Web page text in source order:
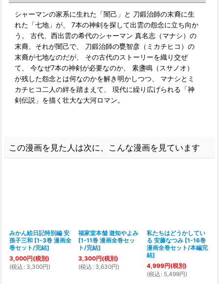
シャーマンの家系に生れた「闇己」と 刀鍛治師の末裔に生
れた「七地」が、 7本の神剣を探して出雲の怨念に立ち向か
う。 古代、西出雲の希代のシャーマン 真名志（マナシ）の
末裔、それが闇己で、 刀鍛治師の甕智彦（ミカチヒコ）の
末裔が七地なのだが、 その古代のストーリーを織り交ぜ
て、 今なぜ7本の神剣が必要なのか、 素盞鳴（スサノオ）
が残した怨念とは何なのかを解き明かしつつ、 マナシとミ
カチヒコ二人の絆を踏まえて、 現代に繰り広げられる「神
剣伝説」を描く壮大な大河ロマン。
この漫画を見た人は次に、こんな漫画を見ています
みかん絵日記特別編 安
孫子三和 [1-3巻 漫画全
巻セット/完結]
3,000円(税別)
(税込 : 3,300円)
福家堂本舗 遊知やよみ
[1-11巻 漫画全巻セッ
ト/完結]
3,300円(税別)
(税込 : 3,630円)
私たちはどうかしてい
る 安藤なつみ [1-16巻
漫画全巻セット/本編完
結]
4,999円(税別)
(税込 : 5,499円)